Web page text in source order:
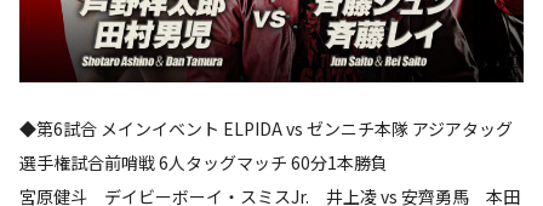
◆第6試合 メインイベント ELPIDA vs ゼンニチ本隊 アジアタッグ
選手権試合前哨戦 6人タッグマッチ 60分1本勝負
宮原健斗 デイビーボーイ・スミスJr. 井上凌 vs 安齊勇馬 本田